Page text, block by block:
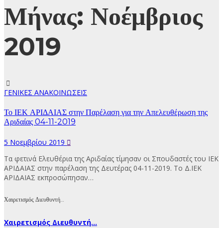
Μήνας: Νοέμβριος
2019
ΓΕΝΙΚΕΣ ΑΝΑΚΟΙΝΩΣΕΙΣ
Το ΙΕΚ ΑΡΙΔΑΙΑΣ στην Παρέλαση για την Απελευθέρωση της
Αριδαίας 04-11-2019
5 Νοεμβρίου 2019
Τα φετινά Ελευθέρια της Αριδαίας τίμησαν οι Σπουδαστές του ΙΕΚ
ΑΡΙΔΑΙΑΣ στην παρέλαση της Δευτέρας 04-11-2019. Το Δ.ΙΕΚ
ΑΡΙΔΑΙΑΣ εκπροσώπησαν…
Χαιρετισμός Διευθυντή…
Χαιρετισμός Διευθυντή...